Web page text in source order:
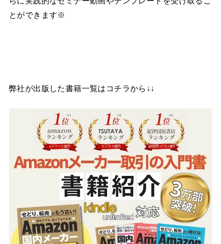
とができます※
弊社が出版した書籍一覧はコチラから↓↓